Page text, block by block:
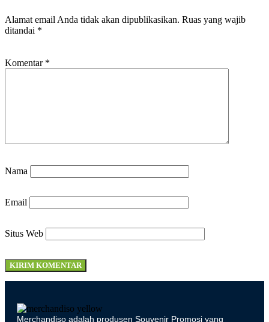
Alamat email Anda tidak akan dipublikasikan. Ruas yang wajib
ditandai *
Komentar *
Nama
Email
Situs Web
Merchandiso adalah produsen Souvenir Promosi yang